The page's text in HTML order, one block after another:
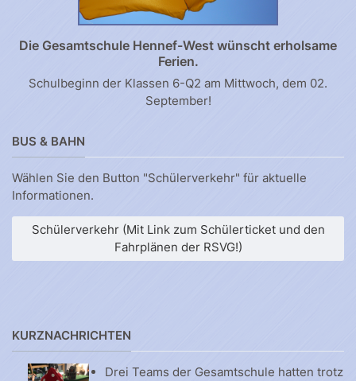
Die Gesamtschule Hennef-West wünscht erholsame
Ferien.
Schulbeginn der Klassen 6-Q2 am Mittwoch, dem 02.
September!
BUS & BAHN
Wählen Sie den Button "Schülerverkehr" für aktuelle
Informationen.
Schülerverkehr (Mit Link zum Schülerticket und den
Fahrplänen der RSVG!)
KURZNACHRICHTEN
Drei Teams der Gesamtschule hatten trotz